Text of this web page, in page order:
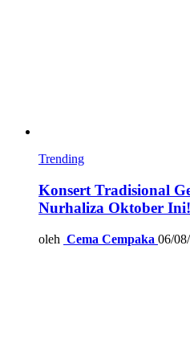
Trending
Konsert Tradisional
Nurhaliza Oktober Ini!
oleh Cema Cempaka 06/